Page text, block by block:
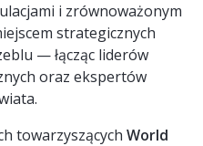
i zrównoważonym
strategicznych
— łącząc liderów
oraz ekspertów
towarzyszących World